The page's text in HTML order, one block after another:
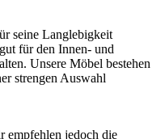
seine Langlebigkeit
für den Innen- und
Unsere Möbel bestehen
strengen Auswahl
empfehlen jedoch die